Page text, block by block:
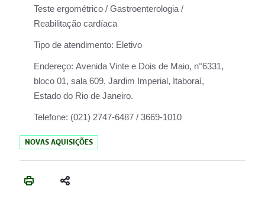
Teste ergométrico / Gastroenterologia /
Reabilitação cardíaca
Tipo de atendimento: Eletivo
Endereço: Avenida Vinte e Dois de Maio, n°6331,
bloco 01, sala 609, Jardim Imperial, Itaboraí,
Estado do Rio de Janeiro.
Telefone: (021) 2747-6487 / 3669-1010
NOVAS AQUISIÇÕES